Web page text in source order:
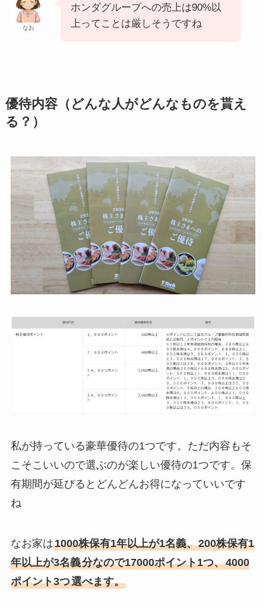
なお
ホンダグループへの売上は90%以
上ってことは厳しそうですね
優待内容（どんな人がどんなものを貰え
る？）
私が持っている豪華優待の1つです。ただ内容もそ
こそこいいので選ぶのが楽しい優待の1つです。保
有期間が延びるとどんどんお得になっていいです
ね
なお家は1000株保有1年以上が1名義、200株保有1
年以上が3名義分なので17000ポイント1つ、4000
ポイント3つ選べます。